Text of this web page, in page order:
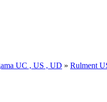
UC , US , UD » Rulment